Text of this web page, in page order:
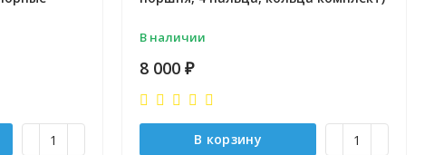
В наличии
8 000₽
В корзину